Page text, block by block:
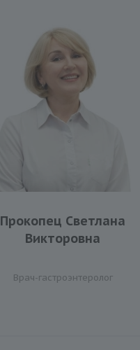
Прокопец Светлана
Викторовна
Врач-гастроэнтеролог